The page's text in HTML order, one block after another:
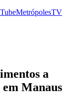
MetrópolesTV
a
Manaus